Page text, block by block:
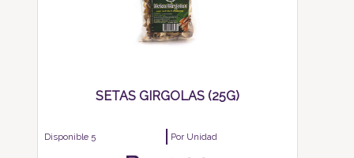
SETAS GIRGOLAS (25G)
Disponible 5 Por Unidad